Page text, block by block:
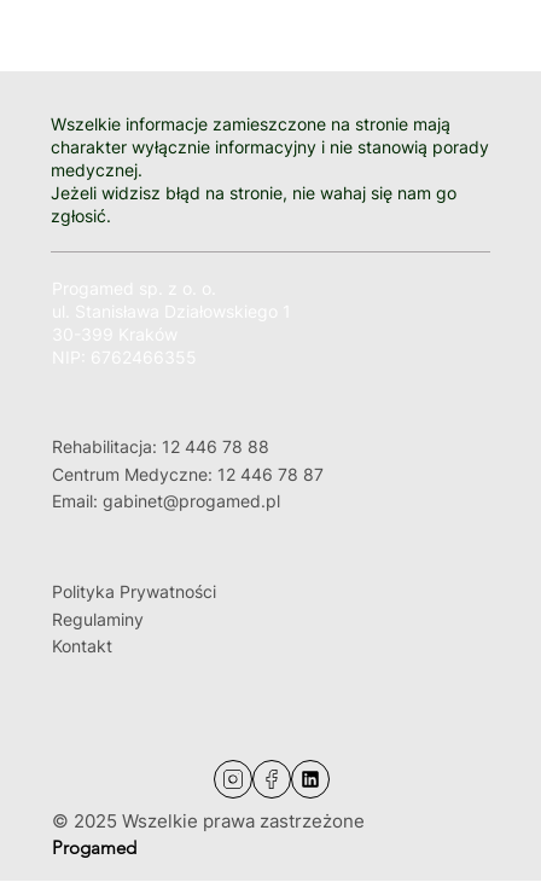
Wszelkie informacje zamieszczone na stronie mają
charakter wyłącznie informacyjny i nie stanowią porady
medycznej.
Jeżeli widzisz błąd na stronie, nie wahaj się nam go
zgłosić.
Rehabilitacja: 12 446 78 88
Centrum Medyczne: 12 446 78 87
Email: gabinet@progamed.pl
© 2025 Wszelkie prawa zastrzeżone
Progamed
Polityka Prywatności
Regulaminy
Kontakt